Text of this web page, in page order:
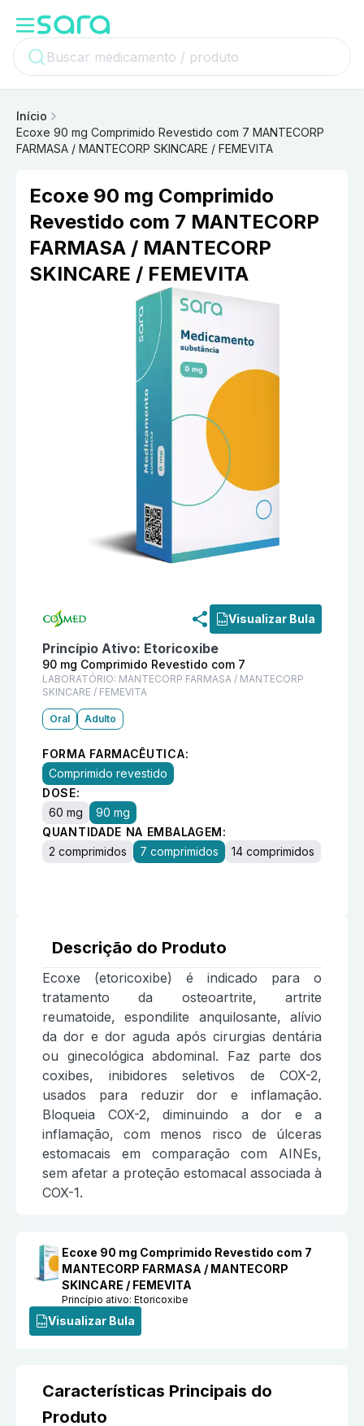
Início
Ecoxe 90 mg Comprimido Revestido com 7 MANTECORP
FARMASA / MANTECORP SKINCARE / FEMEVITA
Ecoxe 90 mg Comprimido
Revestido com 7 MANTECORP
FARMASA / MANTECORP
SKINCARE / FEMEVITA
Visualizar Bula
Princípio Ativo: Etoricoxibe
90 mg Comprimido Revestido com 7
LABORATÓRIO: MANTECORP FARMASA / MANTECORP
SKINCARE / FEMEVITA
Oral Adulto
FORMA FARMACÊUTICA:
Comprimido revestido
DOSE:
60 mg
90 mg
QUANTIDADE NA EMBALAGEM:
2 comprimidos
7 comprimidos 14 comprimidos
Descrição do Produto
Ecoxe (etoricoxibe) é indicado para o
tratamento da osteoartrite, artrite
reumatoide, espondilite anquilosante, alívio
da dor e dor aguda após cirurgias dentária
ou ginecológica abdominal. Faz parte dos
coxibes, inibidores seletivos de COX-2,
usados para reduzir dor e inflamação.
Bloqueia COX-2, diminuindo a dor e a
inflamação, com menos risco de úlceras
estomacais em comparação com AINEs,
sem afetar a proteção estomacal associada à
COX-1.
Ecoxe 90 mg Comprimido Revestido com 7
MANTECORP FARMASA / MANTECORP
SKINCARE / FEMEVITA
Princípio ativo:Etoricoxibe
Visualizar Bula
Características Principais do
Produto